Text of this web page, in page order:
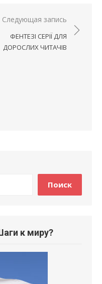
Следующая запись
ФЕНТЕЗІ СЕРІЇ ДЛЯ
ДОРОСЛИХ ЧИТАЧІВ
Поиск
к миру?